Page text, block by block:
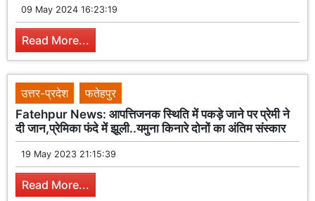
09 May 2024 16:23:19
Read More...
उत्तर-प्रदेश
फतेहपुर
Fatehpur News: आपत्तिजनक स्थिति में पकड़े जाने पर प्रेमी ने
दी जान,प्रेमिका फंदे में झूली..यमुना किनारे दोनों का अंतिम संस्कार
19 May 2023 21:15:39
Read More...